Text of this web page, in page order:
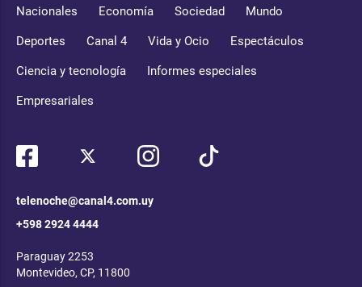
Nacionales Economía Sociedad Mundo
Deportes Canal 4 Vida y Ocio Espectáculos
Ciencia y tecnología Informes especiales
Empresariales
telenoche@canal4.com.uy
+598 2924 4444
Paraguay 2253
Montevideo, CP, 11800